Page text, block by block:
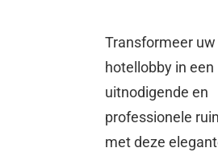
Transformeer uw
hotellobby in een
uitnodigende en
professionele
met deze